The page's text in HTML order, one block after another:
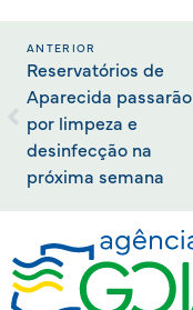
ANTERIOR
Reservatórios de
Aparecida passarão
por limpeza e
desinfecção na
próxima semana